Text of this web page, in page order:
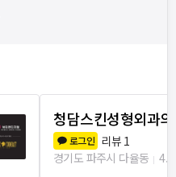
청담스킨성형외과의원
로그인 리뷰 1
경기도 파주시 다율동